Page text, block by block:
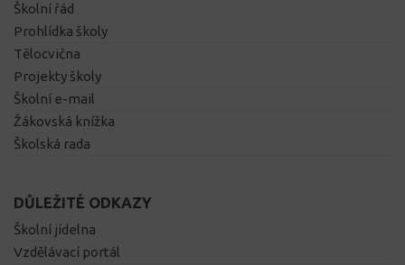
Školní řád
Prohlídka školy
Tělocvična
Projekty školy
Školní e-mail
Žákovská knížka
Školská rada
DŮLEŽITÉ ODKAZY
Školní jídelna
Vzdělávací portál